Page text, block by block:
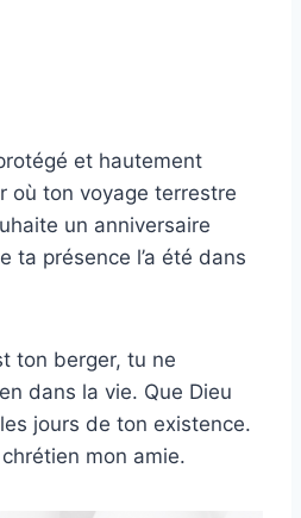
et hautement
où ton voyage terrestre
un anniversaire
ta présence l’a été dans
ton berger, tu ne
dans la vie. Que Dieu
jours de ton existence.
mon amie.